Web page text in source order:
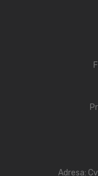
Adresa: